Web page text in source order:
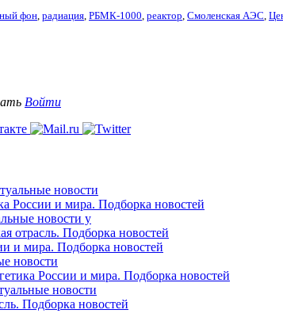
фон, радиация, РБМК-1000, реактор, Смоленская АЭС,
Войти
новости
России и мира. Подборка новостей
новости у
отрасль. Подборка новостей
и мира. Подборка новостей
новости
России и мира. Подборка новостей
новости
Подборка новостей